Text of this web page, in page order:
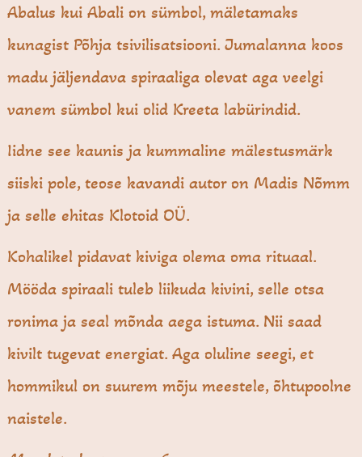
Abalus kui Abali on sümbol, mäletamaks
kunagist Põhja tsivilisatsiooni. Jumalanna koos
madu jäljendava spiraaliga olevat aga veelgi
vanem sümbol kui olid Kreeta labürindid.
Iidne see kaunis ja kummaline mälestusmärk
siiski pole, teose kavandi autor on Madis Nõmm
ja selle ehitas Klotoid OÜ.
Kohalikel pidavat kiviga olema oma rituaal.
Mööda spiraali tuleb liikuda kivini, selle otsa
ronima ja seal mõnda aega istuma. Nii saad
kivilt tugevat energiat. Aga oluline seegi, et
hommikul on suurem mõju meestele, õhtupoolne
naistele.